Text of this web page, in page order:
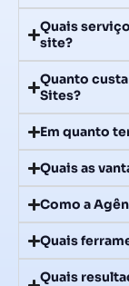
Quais
site?
Quanto
Sites?
Em quanto
Quais as
Como a
Quais
Quais